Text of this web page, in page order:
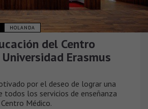
HOLANDA
del Centro
Erasmus
por el deseo de lograr una
todos los servicios de enseñanza
Médico.